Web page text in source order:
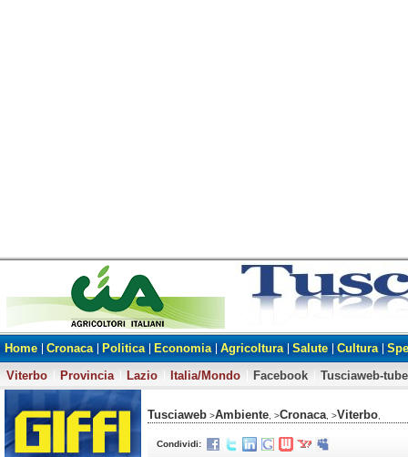
Home Cronaca Politica Economia Agricoltura Salute Cultura
Viterbo
Provincia Lazio Italia/Mondo Facebook Tusciaweb-tube
Tusciaweb >Ambiente , >Cronaca , >Viterbo
Condividi: